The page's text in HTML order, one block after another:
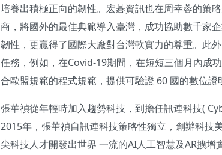
培養出積極正向的韌性。宏碁資訊也在周幸蓉的策
商，將國外的最佳典範導入臺灣，成功協助數千家
韌性，更贏得了國際大廠對台灣軟實力的尊重。此
任務，例如，在Covid-19期間，在短短三個月內成
合歐盟規範的程式規範，提供可驗證 60 國的數位證
張華禎從年輕時加入趨勢科技，到擔任訊連科技(
2015年，張華禎自訊連科技策略性獨立，創辦科
尖科技人才開發出世界 一流的AI人工智慧及AR擴